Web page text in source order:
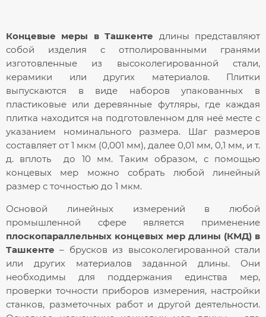
Концевые меры в Ташкенте длины представляют
собой изделия с отполированными гранями
изготовленные из высоколегированной стали,
керамики или других материалов. Плитки
выпускаются в виде наборов упакованных в
пластиковые или деревянные футляры, где каждая
плитка находится на подготовленном для неё месте с
указанием номинального размера. Шаг размеров
составляет от 1 мкм (0,001 мм), далее 0,01 мм, 0,1 мм, и т.
д. вплоть до 10 мм. Таким образом, с помощью
концевых мер можно собрать любой линейный
размер с точностью до 1 мкм.
Основой линейных измерений в любой
промышленной сфере является применение
плоскопараллельных концевых мер длины (КМД) в
Ташкенте – брусков из высоколегированной стали
или других материалов заданной длины. Они
необходимы для поддержания единства мер,
проверки точности приборов измерения, настройки
станков, разметочных работ и другой деятельности.